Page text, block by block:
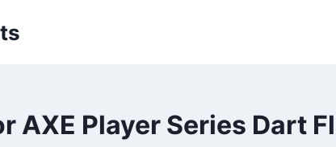
AXE Player Series Dart